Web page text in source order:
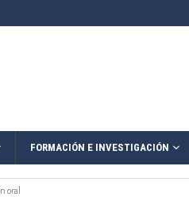
FORMACIÓN E INVESTIGACIÓN
oral